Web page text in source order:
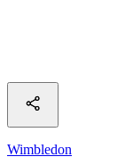
Wimbledon